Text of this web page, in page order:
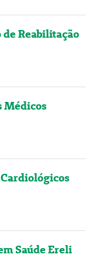
de Reabilitação
Médicos
Saúde Ereli